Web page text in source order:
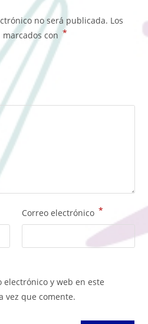
no será publicada. Los
con *
Correo electrónico *
y web en este
vez que comente.